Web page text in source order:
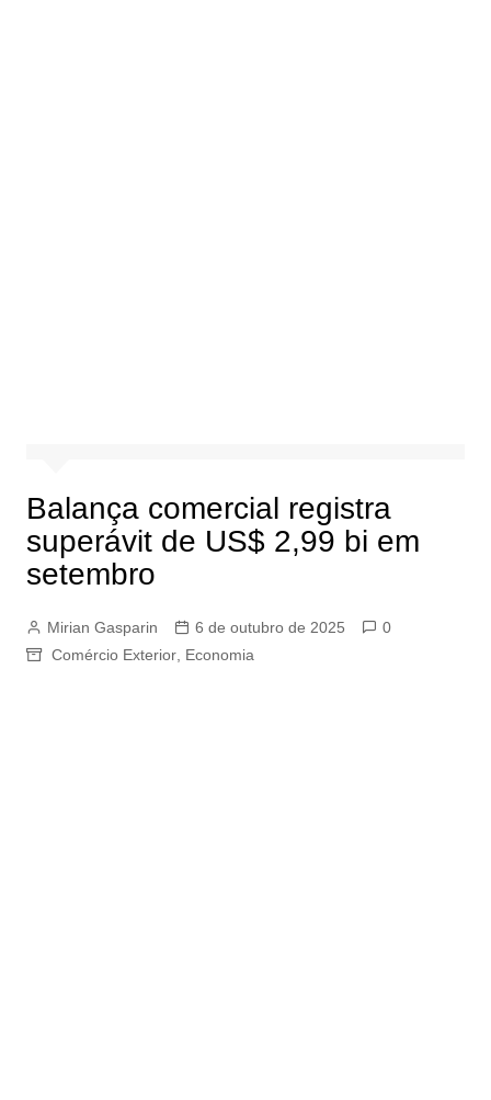
Balança comercial registra
superávit de US$ 2,99 bi em
setembro
Mirian Gasparin 6 de outubro de 2025
0
Comércio Exterior, Economia